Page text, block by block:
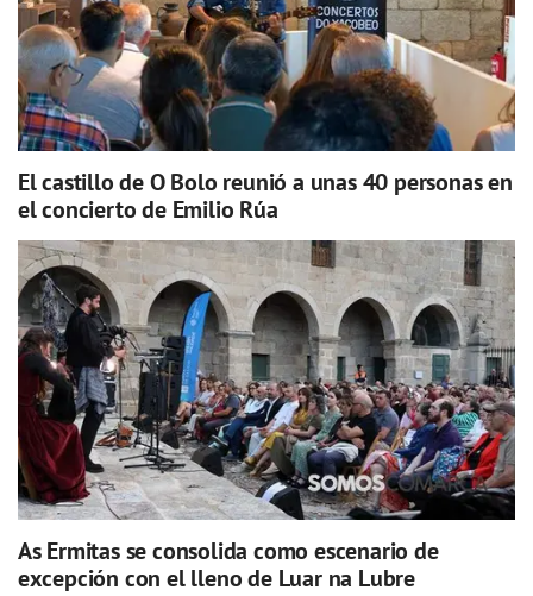
El castillo de O Bolo reunió a unas 40 personas en
el concierto de Emilio Rúa
As Ermitas se consolida como escenario de
excepción con el lleno de Luar na Lubre